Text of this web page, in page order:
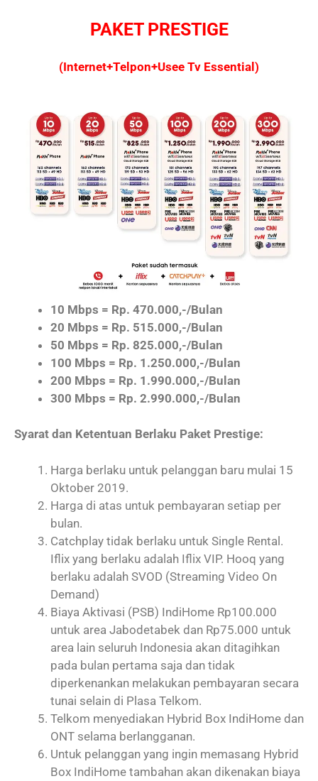
PAKET PRESTIGE
(Internet+Telpon+Usee Tv Essential)
10 Mbps = Rp. 470.000,-/Bulan
20 Mbps = Rp. 515.000,-/Bulan
50 Mbps = Rp. 825.000,-/Bulan
100 Mbps = Rp. 1.250.000,-/Bulan
200 Mbps = Rp. 1.990.000,-/Bulan
300 Mbps = Rp. 2.990.000,-/Bulan
Syarat dan Ketentuan Berlaku Paket Prestige:
Harga berlaku untuk pelanggan baru mulai 15
Oktober 2019.
Harga di atas untuk pembayaran setiap per
bulan.
Catchplay tidak berlaku untuk Single Rental.
Iflix yang berlaku adalah Iflix VIP. Hooq yang
berlaku adalah SVOD (Streaming Video On
Demand)
Biaya Aktivasi (PSB) IndiHome Rp100.000
untuk area Jabodetabek dan Rp75.000 untuk
area lain seluruh Indonesia akan ditagihkan
pada bulan pertama saja dan tidak
diperkenankan melakukan pembayaran secara
tunai selain di Plasa Telkom.
Telkom menyediakan Hybrid Box IndiHome dan
ONT selama berlangganan.
Untuk pelanggan yang ingin memasang Hybrid
Box IndiHome tambahan akan dikenakan biaya